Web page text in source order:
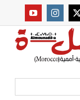
من نحن؟